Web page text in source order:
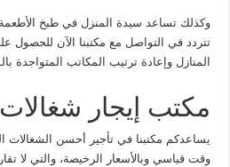
وكذلك تساعد سيدة المنزل في طبخ الأطعمة
تتردد في التواصل مع مكتبنا الآن
المنازل وإعادة ترتيب المكاتب المتواجدة
مكتب إيجار
يساعدكم مكتبنا في تأجير أحسن الشغالات
وقت قياسي وبالأسعار الرخيصة، والتي لا